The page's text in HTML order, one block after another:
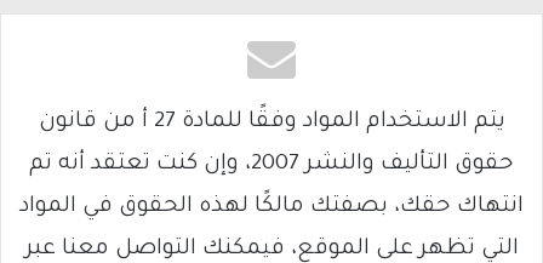
يتم الاستخدام المواد وفقًا للمادة 27 أ من قانون
حقوق التأليف والنشر 2007، وإن كنت تعتقد أنه تم
انتهاك حقك، بصفتك مالكًا لهذه الحقوق في المواد
التي تظهر على الموقع، فيمكنك التواصل معنا عبر